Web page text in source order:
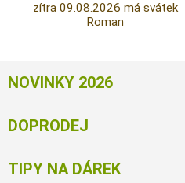
zítra 09.08.2026 má svátek
Roman
NOVINKY 2026
DOPRODEJ
TIPY NA DÁREK